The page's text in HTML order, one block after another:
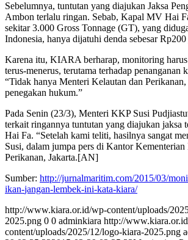
Sebelumnya, tuntutan yang diajukan Jaksa
Ambon terlalu ringan. Sebab, Kapal MV Hai
sekitar 3.000 Gross Tonnage (GT), yang
Indonesia, hanya dijatuhi denda sebesar Rp200
Karena itu, KIARA berharap, monitoring harus
terus-menerus, terutama terhadap penanganan
“Tidak hanya Menteri Kelautan dan
penegakan hukum.”
Pada Senin (23/3), Menteri KKP Susi
terkait ringannya tuntutan yang diajukan jaksa
Hai Fa. “Setelah kami teliti, hasilnya sangat
Susi, dalam jumpa pers di Kantor Kementerian
Perikanan, Jakarta.[AN]
Sumber: http://jurnalmaritim.com/2015/03/
ikan-jangan-lembek-ini-kata-kiara/
http://www.kiara.or.id/wp-content/uploads/
2025.png 0 0 adminkiara http://
content/uploads/2025/12/logo-kiara-2025.png